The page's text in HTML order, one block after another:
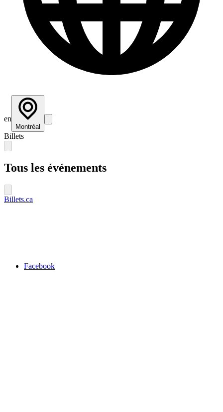
en
Montréal
Billets
Tous les événements
Billets.ca
Facebook